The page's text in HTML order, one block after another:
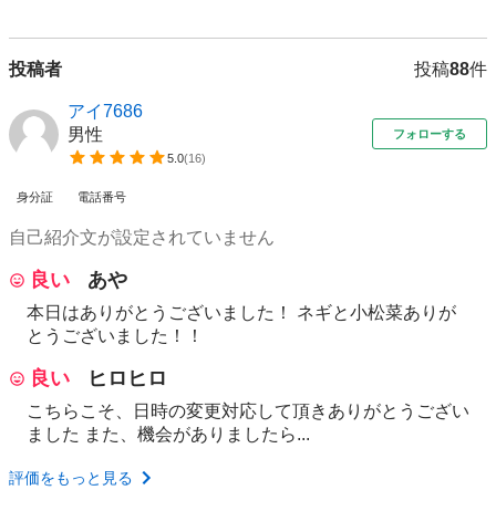
投稿者 投稿88件
アイ7686
男性
5.0(16)
フォローする
身分証 電話番号
自己紹介文が設定されていません
良い あや
本日はありがとうございました！ ネギと小松菜ありが
とうございました！！
良い ヒロヒロ
こちらこそ、日時の変更対応して頂きありがとうござい
ました また、機会がありましたら...
評価をもっと見る